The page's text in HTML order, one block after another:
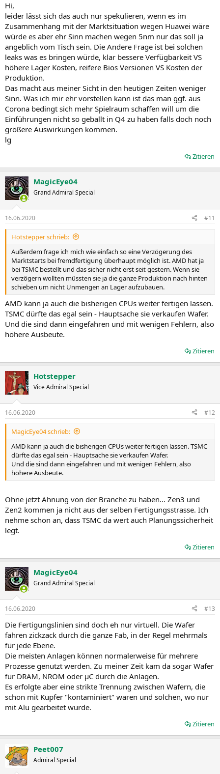
Hi,
leider lässt sich das auch nur spekulieren, wenn es im
Zusammenhang mit der Marktsituation wegen Huawei wäre
würde es aber ehr Sinn machen wegen 5nm nur das soll ja
angeblich vom Tisch sein. Die Andere Frage ist bei solchen
leaks was es bringen würde, klar bessere Verfügbarkeit VS
höhere Lager Kosten, reifere Bios Versionen VS Kosten der
Produktion.
Das macht aus meiner Sicht in den heutigen Zeiten weniger
Sinn. Was ich mir ehr vorstellen kann ist das man ggf. aus
Corona bedingt sich mehr Spielraum schaffen will um die
Einführungen nicht so geballt in Q4 zu haben falls doch noch
größere Auswirkungen kommen.
lg
Zitieren
MagicEye04
Grand Admiral Special
16.06.2020 #11
Hotstepper schrieb:
Außerdem frage ich mich wie einfach so eine Verzögerung des
Marktstarts bei fremdfertigung überhaupt möglich ist. AMD hat ja
bei TSMC bestellt und das sicher nicht erst seit gestern. Wenn sie
verzögern wollten müssten sie ja die ganze Produktion nach hinten
schieben um nicht Unmengen an Lager aufzubauen.
AMD kann ja auch die bisherigen CPUs weiter fertigen lassen.
TSMC dürfte das egal sein - Hauptsache sie verkaufen Wafer.
Und die sind dann eingefahren und mit wenigen Fehlern, also
höhere Ausbeute.
Zitieren
Hotstepper
Vice Admiral Special
16.06.2020 #12
MagicEye04 schrieb:
AMD kann ja auch die bisherigen CPUs weiter fertigen lassen. TSMC
dürfte das egal sein - Hauptsache sie verkaufen Wafer.
Und die sind dann eingefahren und mit wenigen Fehlern, also
höhere Ausbeute.
Ohne jetzt Ahnung von der Branche zu haben... Zen3 und
Zen2 kommen ja nicht aus der selben Fertigungsstrasse. Ich
nehme schon an, dass TSMC da wert auch Planungssicherheit
legt.
Zitieren
MagicEye04
Grand Admiral Special
16.06.2020 #13
Die Fertigungslinien sind doch eh nur virtuell. Die Wafer
fahren zickzack durch die ganze Fab, in der Regel mehrmals
für jede Ebene.
Die meisten Anlagen können normalerweise für mehrere
Prozesse genutzt werden. Zu meiner Zeit kam da sogar Wafer
für DRAM, NROM oder µC durch die Anlagen.
Es erfolgte aber eine strikte Trennung zwischen Wafern, die
schon mit Kupfer "kontaminiert" waren und solchen, wo nur
mit Alu gearbeitet wurde.
Zitieren
Peet007
Admiral Special